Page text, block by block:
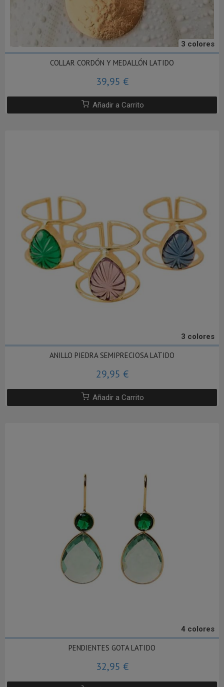
3 colores
COLLAR CORDÓN Y MEDALLÓN LATIDO
39,95 €
Añadir a Carrito
3 colores
ANILLO PIEDRA SEMIPRECIOSA LATIDO
29,95 €
Añadir a Carrito
4 colores
PENDIENTES GOTA LATIDO
32,95 €